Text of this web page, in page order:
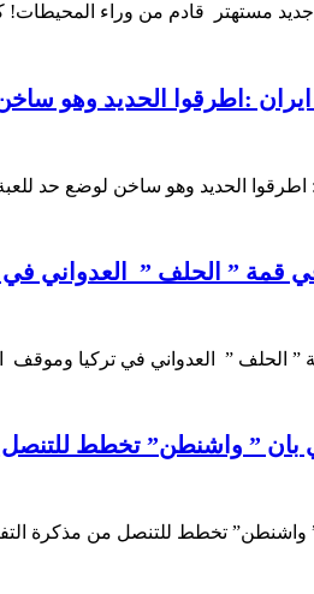
مستهتر قادم من وراء
:اطرقوا الحديد وهو
اطرقوا الحديد وهو ساخن لوضع حد
في قمة ” الحلف ” العدواني
” الحلف ” العدواني في تركيا
” واشنطن” تخطط للتنصل
تخطط للتنصل من مذكرة